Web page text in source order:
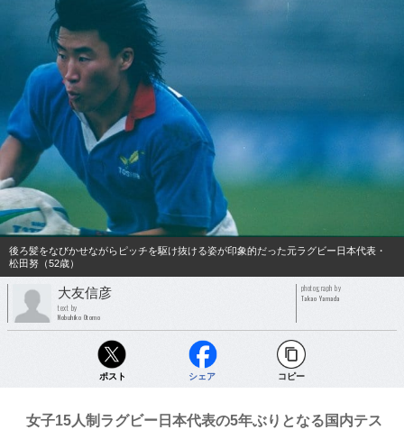
後ろ髪をなびかせながらピッチを駆け抜ける姿が印象的だった元ラグビー日本代表・
松田努（52歳）
大友信彦
text by
Nobuhiko Otomo
photograph by
Takao Yamada
ポスト シェア コピー
女子15人制ラグビー日本代表の5年ぶりとなる国内テス